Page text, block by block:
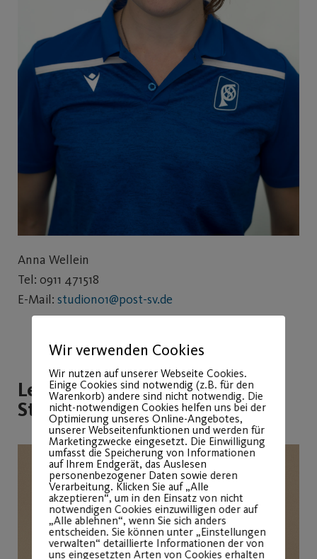
Anna Wellein
Tel: 0911 471518
E-Mail: studiono1@post-sv.de
Leitung Trainingsfläche
Studio N°1
Wir verwenden Cookies
Wir nutzen auf unserer Webseite Cookies.
Einige Cookies sind notwendig (z.B. für den
Warenkorb) andere sind nicht notwendig. Die
nicht-notwendigen Cookies helfen uns bei der
Optimierung unseres Online-Angebotes,
unserer Webseitenfunktionen und werden für
Marketingzwecke eingesetzt. Die Einwilligung
umfasst die Speicherung von Informationen
auf Ihrem Endgerät, das Auslesen
personenbezogener Daten sowie deren
Verarbeitung. Klicken Sie auf „Alle
akzeptieren“, um in den Einsatz von nicht
notwendigen Cookies einzuwilligen oder auf
„Alle ablehnen“, wenn Sie sich anders
entscheiden. Sie können unter „Einstellungen
verwalten“ detaillierte Informationen der von
uns eingesetzten Arten von Cookies erhalten